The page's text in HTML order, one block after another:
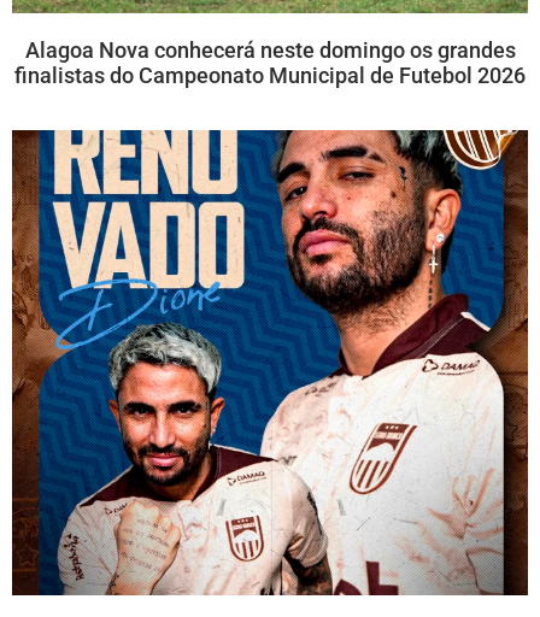
Alagoa Nova conhecerá neste domingo os grandes
finalistas do Campeonato Municipal de Futebol 2026